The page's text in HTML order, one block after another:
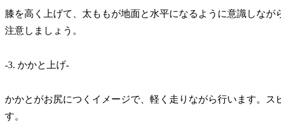
膝を高く上げて、太ももが地面と水平になる ように意識しなが
注意しましょう。
-3. かかと上げ-
かかとがお尻につくイメージで、軽く走りながら行います。
す。